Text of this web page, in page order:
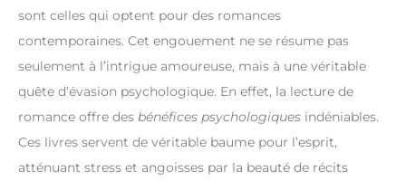
sont celles qui optent pour des romances
contemporaines. Cet engouement ne se résume pas
seulement à l’intrigue amoureuse, mais à une véritable
quête d’évasion psychologique. En effet, la lecture de
romance offre des bénéfices psychologiques indéniables.
Ces livres servent de véritable baume pour l’esprit,
atténuant stress et angoisses par la beauté de récits